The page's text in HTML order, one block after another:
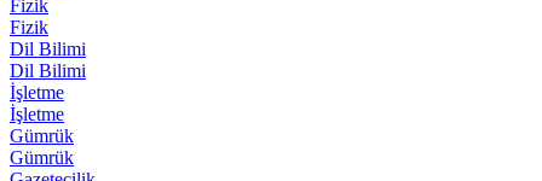
Fizik
Fizik
Dil Bilimi
Dil Bilimi
İşletme
İşletme
Gümrük
Gümrük